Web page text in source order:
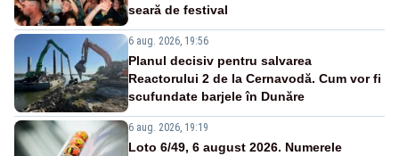
seară de festival
6 aug. 2026, 19:56
Planul decisiv pentru salvarea
Reactorului 2 de la Cernavodă. Cum vor fi
scufundate barjele în Dunăre
6 aug. 2026, 19:19
Loto 6/49, 6 august 2026. Numerele